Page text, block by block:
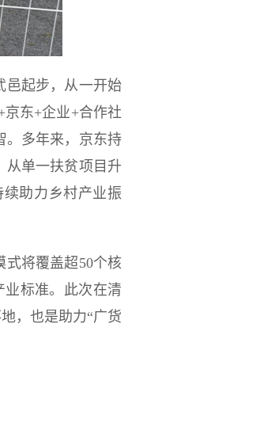
邑起步，从一开始
东+企业+合作社
。多年来，京东持
从单一扶贫项目升
助力乡村产业振
式将覆盖超50个核
业标准。此次在清
，也是助力“广货